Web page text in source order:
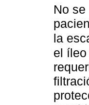
No
la
el